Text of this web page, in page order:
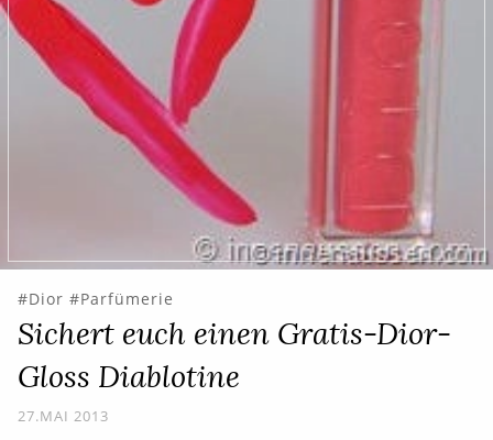
Dior Parfümerie
Sichert euch einen Gratis-Dior-
Gloss Diablotine
27.MAI 2013